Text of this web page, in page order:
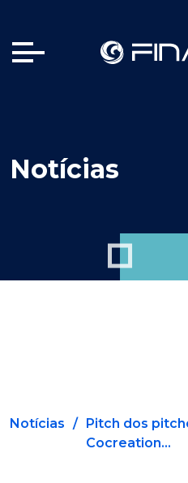
Notícias
Notícias / Pitch dos
Cocreation...